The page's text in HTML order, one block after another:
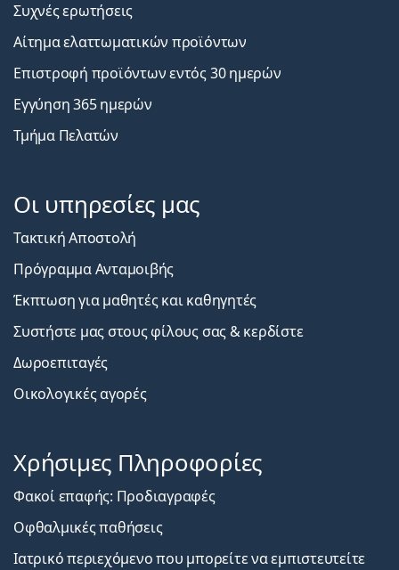
Συχνές ερωτήσεις
Αίτημα ελαττωματικών προϊόντων
Επιστροφή προϊόντων εντός 30 ημερών
Εγγύηση 365 ημερών
Τμήμα Πελατών
Οι υπηρεσίες μας
Τακτική Αποστολή
Πρόγραμμα Ανταμοιβής
Έκπτωση για μαθητές και καθηγητές
Συστήστε μας στους φίλους σας & κερδίστε
Δωροεπιταγές
Οικολογικές αγορές
Χρήσιμες Πληροφορίες
Φακοί επαφής: Προδιαγραφές
Οφθαλμικές παθήσεις
Ιατρικό περιεχόμενο που μπορείτε να εμπιστευτείτε